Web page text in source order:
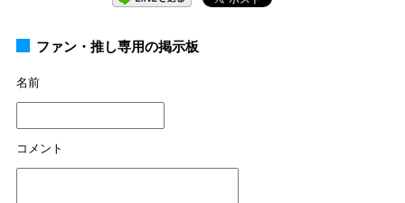
ファン・推し専用の掲示板
名前
コメント